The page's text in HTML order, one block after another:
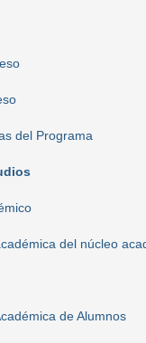
del Programa
del núcleo
de Alumnos